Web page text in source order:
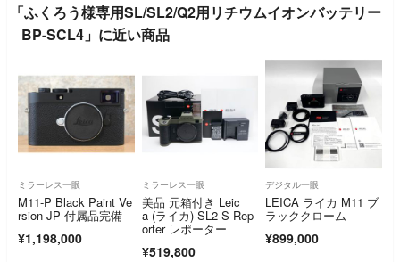
「ふくろう様専用SL/SL2/Q2用リチウムイオンバッテリー
BP-SCL4」に近い商品
ミラーレス一眼
M11-P Black Paint Ve
rsion JP 付属品完備
¥1,198,000
ミラーレス一眼
美品 元箱付き Leic
a (ライカ) SL2-S Rep
orter レポーター
¥519,800
デジタル一眼
LEICA ライカ M11 ブ
ラッククローム
¥899,000